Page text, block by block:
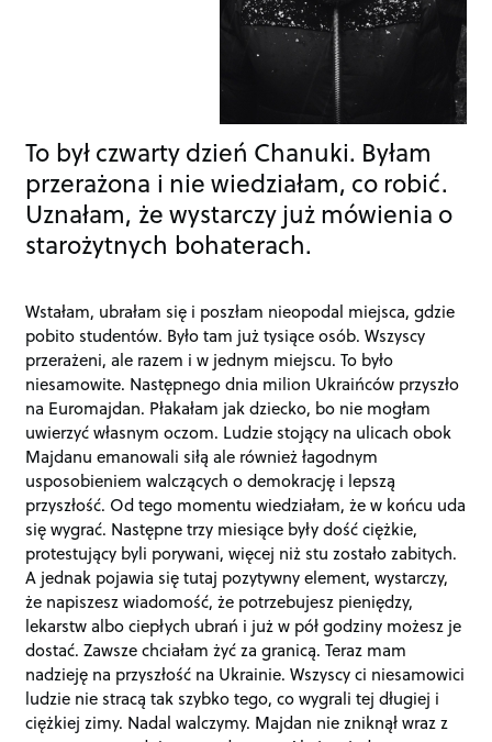
To był czwarty dzień Chanuki. Byłam
przerażona i nie wiedziałam, co robić.
Uznałam, że wystarczy już mówienia o
starożytnych bohaterach.
Wstałam, ubrałam się i poszłam nieopodal miejsca, gdzie
pobito studentów. Było tam już tysiące osób. Wszyscy
przerażeni, ale razem i w jednym miejscu. To było
niesamowite. Następnego dnia milion Ukraińców przyszło
na Euromajdan. Płakałam jak dziecko, bo nie mogłam
uwierzyć własnym oczom. Ludzie stojący na ulicach obok
Majdanu emanowali siłą ale również łagodnym
usposobieniem walczących o demokrację i lepszą
przyszłość. Od tego momentu wiedziałam, że w końcu uda
się wygrać. Następne trzy miesiące były dość ciężkie,
protestujący byli porywani, więcej niż stu zostało zabitych.
A jednak pojawia się tutaj pozytywny element, wystarczy,
że napiszesz wiadomość, że potrzebujesz pieniędzy,
lekarstw albo ciepłych ubrań i już w pół godziny możesz je
dostać. Zawsze chciałam żyć za granicą. Teraz mam
nadzieję na przyszłość na Ukrainie. Wszyscy ci niesamowici
ludzie nie stracą tak szybko tego, co wygrali tej długiej i
ciężkiej zimy. Nadal walczymy. Majdan nie zniknął wraz z